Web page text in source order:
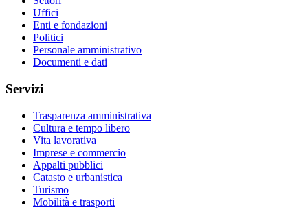
Uffici
Enti e fondazioni
Politici
Personale amministrativo
Documenti e dati
Servizi
Trasparenza amministrativa
Cultura e tempo libero
Vita lavorativa
Imprese e commercio
Appalti pubblici
Catasto e urbanistica
Turismo
Mobilità e trasporti